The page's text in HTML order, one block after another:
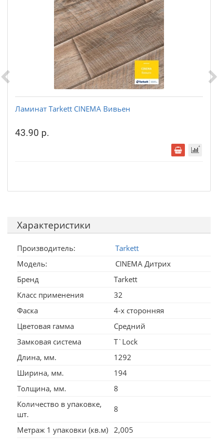
Ламинат Tarkett CINEMA Вивьен
43.90 р.
Характеристики
Производитель:
Tarkett
Модель:
CINEMA Дитрих
Бренд
Tarkett
Класс применения
32
Фаска
4-х сторонняя
Цветовая гамма
Средний
Замковая система
T`Lock
Длина, мм.
1292
Ширина, мм.
194
Толщина, мм.
8
Количество в упаковке,
шт.
8
Метраж 1 упаковки (кв.м) 2,005